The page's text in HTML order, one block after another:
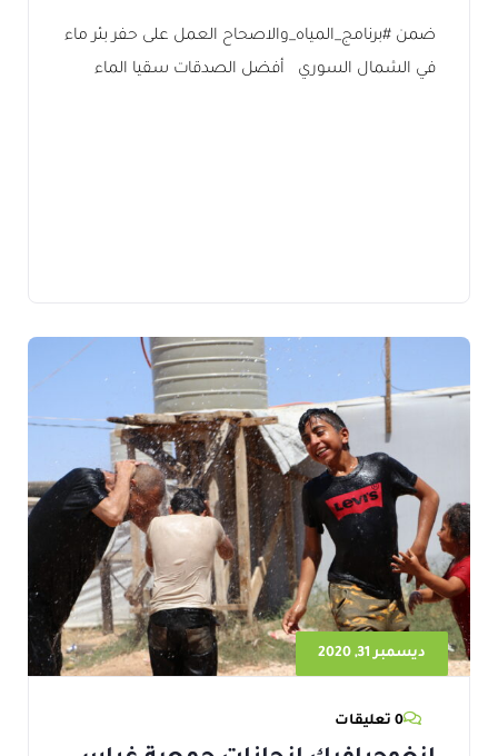
ضمن #برنامج_المياه_والاصحاح العمل على حفر بئر ماء
في الشمال السوري أفضل الصدقات سقيا الماء
ديسمبر 31, 2020
0 تعليقات